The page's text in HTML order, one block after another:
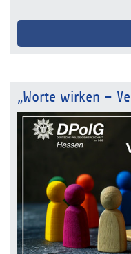
„Worte wirken –